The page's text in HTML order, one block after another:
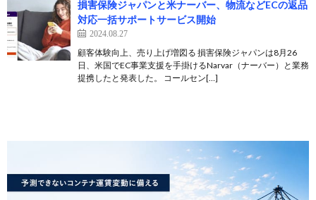
損害保険ジャパンと米ナーバー、物流などECの返品
対応一括サポートサービス開始
2024.08.27
顧客体験向上、売り上げ増図る 損害保険ジャパンは8月26
日、米国でEC事業支援を手掛けるNarvar（ナーバー）と業務
提携したと発表した。 コールセン[…]